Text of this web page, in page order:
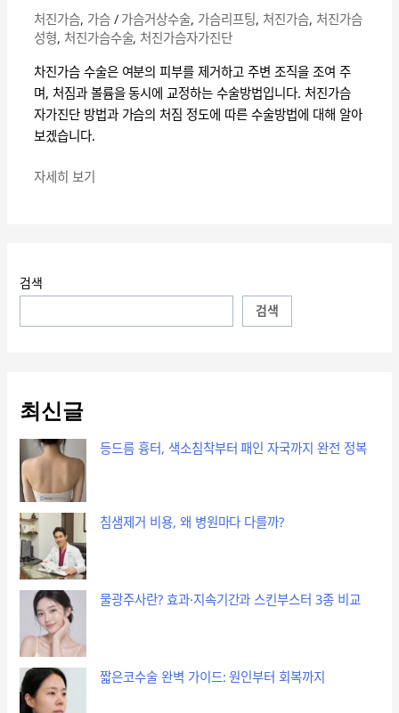
처진가슴, 가슴/ 가슴거상수술, 가슴리프팅, 처진가슴, 처진가슴
성형, 처진가슴수술, 처진가슴자가진단
차진가슴 수술은 여분의 피부를 제거하고 주변 조직을 조여 주
며, 처짐과 볼륨을 동시에 교정하는 수술방법입니다. 처진가슴
자가진단 방법과 가슴의 처짐 정도에 따른 수술방법에 대해 알아
보겠습니다.
자
가
진
단
방
법
터
자세히 보기
검색
검색
최신글
등드름 흉터, 색소침착부터 패인 자국까지 완전 정복
침샘제거 비용, 왜 병원마다 다를까?
물광주사란? 효과·지속기간과 스킨부스터 3종 비교
짧은코수술 완벽 가이드: 원인부터 회복까지